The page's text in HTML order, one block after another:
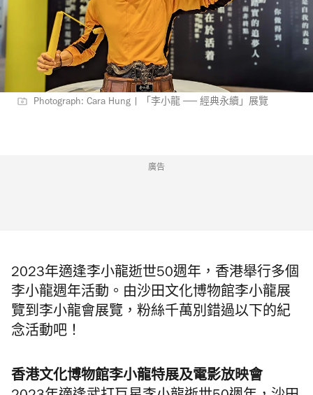
Photograph: Cara Hung | 「李小龍 ── 經典永續」展覽
廣告
2023年適逢李小龍逝世50週年，香港舉行多個
李小龍週年活動。由沙田文化博物館李小龍展
覽到李小龍會展覽，粉絲千萬別錯過以下的紀
念活動吧！
香港文化博物館李小龍特展及電影放映會